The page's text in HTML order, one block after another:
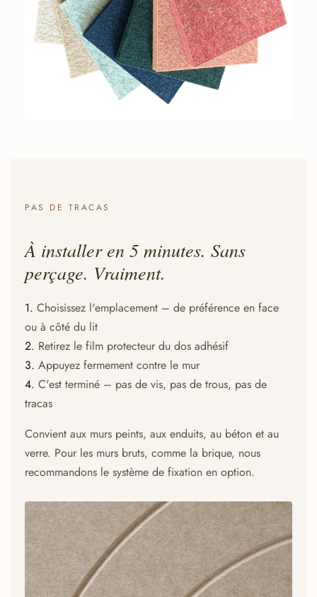
PAS DE TRACAS
À installer en 5 minutes. Sans
perçage. Vraiment.
1. Choisissez l'emplacement – de préférence en face
ou à côté du lit
2. Retirez le film protecteur du dos adhésif
3. Appuyez fermement contre le mur
4. C'est terminé – pas de vis, pas de trous, pas de
tracas
Convient aux murs peints, aux enduits, au béton et au
verre. Pour les murs bruts, comme la brique, nous
recommandons le système de fixation en option.